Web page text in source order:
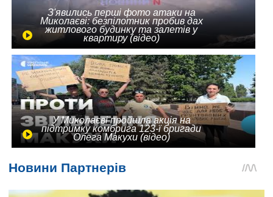
З'явились перші фото атаки на
Миколаєві: безпілотник пробив дах
житлового будинку та залетів у
квартиру (відео)
У Миколаєві пройшла акція на
підтримку комбрига 123-ї бригади
Олега Макухи (відео)